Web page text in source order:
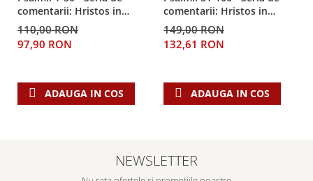
comentarii: Hristos in
centru
110,00 RON
97,90 RON
ADAUGA IN COS
comentarii: Hristos in
centru
149,00 RON
132,61 RON
ADAUGA IN COS
NEWSLETTER